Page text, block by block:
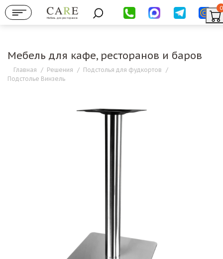
Мебель для ресторанов
0
Мебель для кафе, ресторанов и баров
Главная / Решения / Подстолья для фудкортов /
Подстолье Винзель